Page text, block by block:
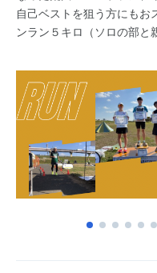
自己ベストを狙う方にもお
ンラン５キロ（ソロの部と